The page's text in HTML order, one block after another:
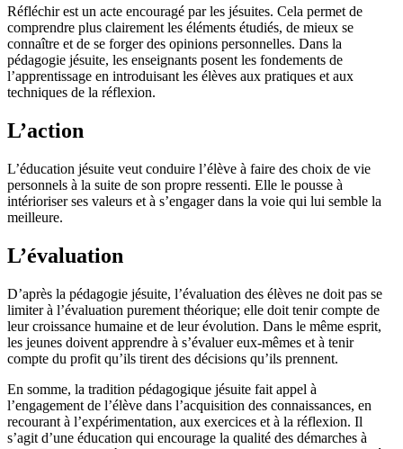
Réfléchir est un acte encouragé par les jésuites. Cela permet de
comprendre plus clairement les éléments étudiés, de mieux se
connaître et de se forger des opinions personnelles. Dans la
pédagogie jésuite, les enseignants posent les fondements de
l’apprentissage en introduisant les élèves aux pratiques et aux
techniques de la réflexion.
L’action
L’éducation jésuite veut conduire l’élève à faire des choix de vie
personnels à la suite de son propre ressenti. Elle le pousse à
intérioriser ses valeurs et à s’engager dans la voie qui lui semble la
meilleure.
L’évaluation
D’après la pédagogie jésuite, l’évaluation des élèves ne doit pas se
limiter à l’évaluation purement théorique; elle doit tenir compte de
leur croissance humaine et de leur évolution. Dans le même esprit,
les jeunes doivent apprendre à s’évaluer eux-mêmes et à tenir
compte du profit qu’ils tirent des décisions qu’ils prennent.
En somme, la tradition pédagogique jésuite fait appel à
l’engagement de l’élève dans l’acquisition des connaissances, en
recourant à l’expérimentation, aux exercices et à la réflexion. Il
s’agit d’une éducation qui encourage la qualité des démarches à